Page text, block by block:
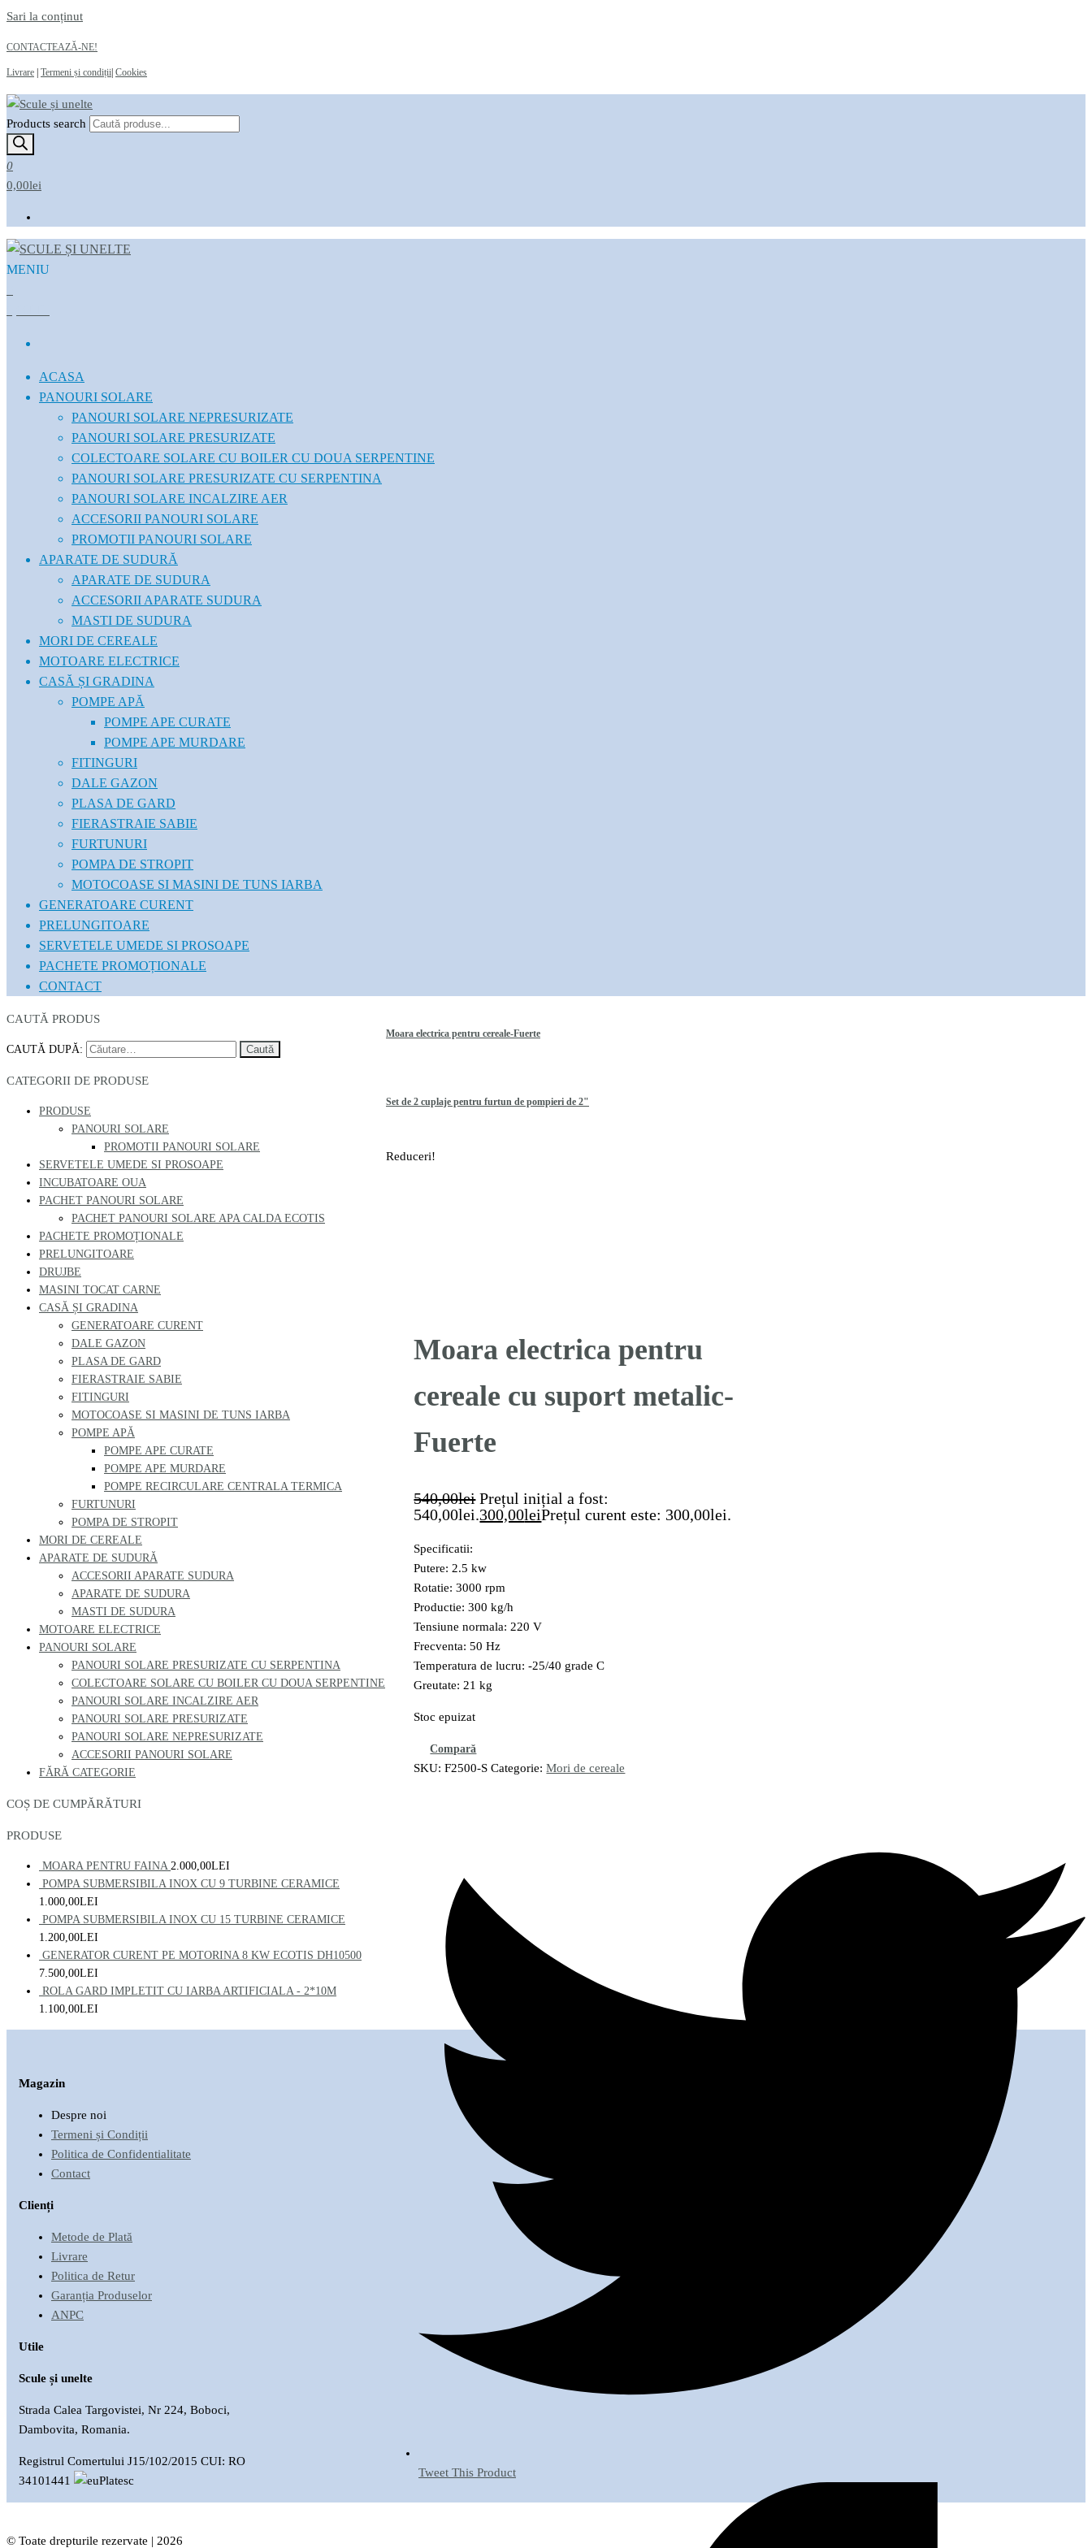
Sari la conținut
CONTACTEAZĂ-NE!
Livrare Termeni și condiții Cookies
Scule și unelte
Magazin online
Products search
0
0,00lei
MENIU
ACASA
PANOURI SOLARE
PANOURI SOLARE NEPRESURIZATE
PANOURI SOLARE PRESURIZATE
COLECTOARE SOLARE CU BOILER CU DOUA SERPENTINE
PANOURI SOLARE PRESURIZATE CU SERPENTINA
PANOURI SOLARE INCALZIRE AER
ACCESORII PANOURI SOLARE
PROMOTII PANOURI SOLARE
APARATE DE SUDURĂ
APARATE DE SUDURA
ACCESORII APARATE SUDURA
MASTI DE SUDURA
MORI DE CEREALE
MOTOARE ELECTRICE
CASĂ ȘI GRADINA
POMPE APĂ
POMPE APE CURATE
POMPE APE MURDARE
FITINGURI
DALE GAZON
PLASA DE GARD
FIERASTRAIE SABIE
FURTUNURI
POMPA DE STROPIT
MOTOCOASE SI MASINI DE TUNS IARBA
GENERATOARE CURENT
PRELUNGITOARE
SERVETELE UMEDE SI PROSOAPE
PACHETE PROMOȚIONALE
CONTACT
Moara electrica pentru cereale-Fuerte
Set de 2 cuplaje pentru furtun de pompieri de 2"
Reduceri!
Moara electrica pentru
cereale cu suport metalic-
Fuerte
540,00lei Prețul inițial a fost:
540,00lei.300,00leiPrețul curent este: 300,00lei.
Specificatii:
Putere: 2.5 kw
Rotatie: 3000 rpm
Productie: 300 kg/h
Tensiune normala: 220 V
Frecventa: 50 Hz
Temperatura de lucru: -25/40 grade C
Greutate: 21 kg
Stoc epuizat
Compară
SKU:F2500-S Categorie:Mori de cereale
Tweet This Product
CAUTĂ PRODUS
CAUTĂ DUPĂ:
CATEGORII DE PRODUSE
PRODUSE
PANOURI SOLARE
PROMOTII PANOURI SOLARE
SERVETELE UMEDE SI PROSOAPE
INCUBATOARE OUA
PACHET PANOURI SOLARE
PACHET PANOURI SOLARE APA CALDA ECOTIS
PACHETE PROMOȚIONALE
PRELUNGITOARE
DRUJBE
MASINI TOCAT CARNE
CASĂ ȘI GRADINA
GENERATOARE CURENT
DALE GAZON
PLASA DE GARD
FIERASTRAIE SABIE
FITINGURI
MOTOCOASE SI MASINI DE TUNS IARBA
POMPE APĂ
POMPE APE CURATE
POMPE APE MURDARE
POMPE RECIRCULARE CENTRALA TERMICA
FURTUNURI
POMPA DE STROPIT
MORI DE CEREALE
APARATE DE SUDURĂ
ACCESORII APARATE SUDURA
APARATE DE SUDURA
MASTI DE SUDURA
MOTOARE ELECTRICE
PANOURI SOLARE
PANOURI SOLARE PRESURIZATE CU SERPENTINA
COLECTOARE SOLARE CU BOILER CU DOUA SERPENTINE
PANOURI SOLARE INCALZIRE AER
PANOURI SOLARE PRESURIZATE
PANOURI SOLARE NEPRESURIZATE
ACCESORII PANOURI SOLARE
FĂRĂ CATEGORIE
COȘ DE CUMPĂRĂTURI
PRODUSE
MOARA PENTRU FAINA 2.000,00LEI
POMPA SUBMERSIBILA INOX CU 9 TURBINE CERAMICE
1.000,00LEI
POMPA SUBMERSIBILA INOX CU 15 TURBINE CERAMICE
1.200,00LEI
GENERATOR CURENT PE MOTORINA 8 KW ECOTIS DH10500
7.500,00LEI
ROLA GARD IMPLETIT CU IARBA ARTIFICIALA - 2*10M
1.100,00LEI
Magazin
Despre noi
Termeni și Condiții
Politica de Confidentialitate
Contact
Clienți
Metode de Plată
Livrare
Politica de Retur
Garanția Produselor
ANPC
Utile
Scule și unelte
Strada Calea Targovistei, Nr 224, Boboci,
Dambovita, Romania.
Registrul Comertului J15/102/2015 CUI: RO
34101441
© Toate drepturile rezervate | 2026